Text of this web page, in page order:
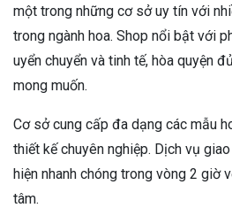
một trong những cơ sở uy tín với
trong ngành hoa. Shop nổi bật với
uyển chuyển và tinh tế, hòa quyện
mong muốn.
Cơ sở cung cấp đa dạng các mẫu
thiết kế chuyên nghiệp. Dịch vụ
hiện nhanh chóng trong vòng 2 giờ
tâm.